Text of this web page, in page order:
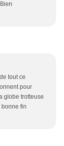
tout ce
pour
globe trotteuse
bonne fin